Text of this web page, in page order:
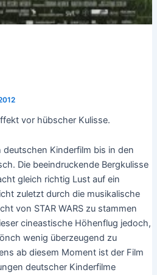
vor hübscher Kulisse.
deutschen Kinderfilm bis in den
Die beeindruckende Bergkulisse
gleich richtig Lust auf ein
zuletzt durch die musikalische
von STAR WARS zu stammen
cineastische Höhenflug jedoch,
wenig überzeugend zu
ab diesem Moment ist der Film
deutscher Kinderfilme